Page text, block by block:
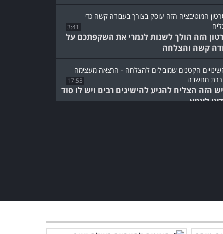
3:41
הזה הולך לשנות לגמרי את השקפתכם על
קשה והצלחה
17:53
הזה הצליח להגיע להישיגים רבים ויש לו סוד
לאמץ...
לאישה מהדהימה הזו יש